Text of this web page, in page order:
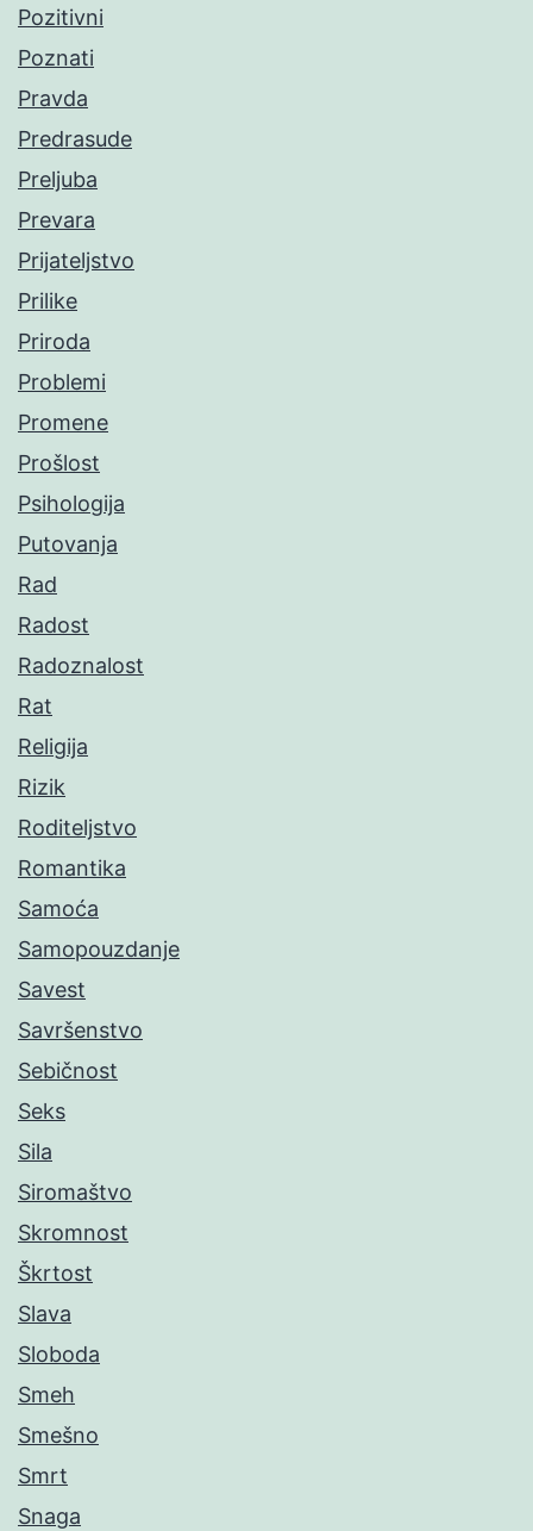
Pozitivni
Poznati
Pravda
Predrasude
Preljuba
Prevara
Prijateljstvo
Prilike
Priroda
Problemi
Promene
Prošlost
Psihologija
Putovanja
Rad
Radost
Radoznalost
Rat
Religija
Rizik
Roditeljstvo
Romantika
Samoća
Samopouzdanje
Savest
Savršenstvo
Sebičnost
Seks
Sila
Siromaštvo
Skromnost
Škrtost
Slava
Sloboda
Smeh
Smešno
Smrt
Snaga